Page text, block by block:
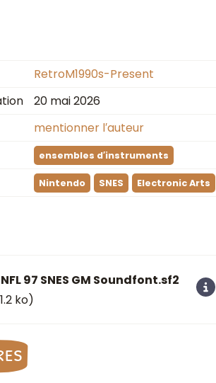
RetroM1990s-Present
20 mai 2026
mentionner l′auteur
ensembles d′instruments
Nintendo SNES Electronic Arts
97 SNES GM Soundfont.sf2
ko)